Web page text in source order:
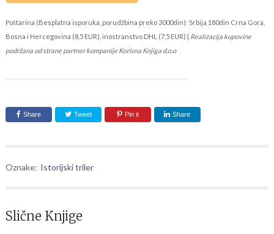
Poštarina (Besplatna isporuka, porudžbina preko 3000din): Srbija 180din Crna Gora,
Bosna i Hercegovina (8,5 EUR), inostranstvo DHL (7,5 EUR) | Realizacija kupovine
podržana od strane partner kompanije Korisna Knjiga d.o.o
Share Tweet Pin it Share
Oznake: Istorijski triler
Slične Knjige